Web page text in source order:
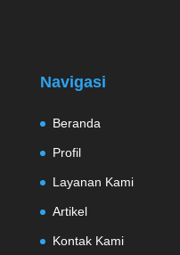
Navigasi
Beranda
Profil
Layanan Kami
Artikel
Kontak Kami